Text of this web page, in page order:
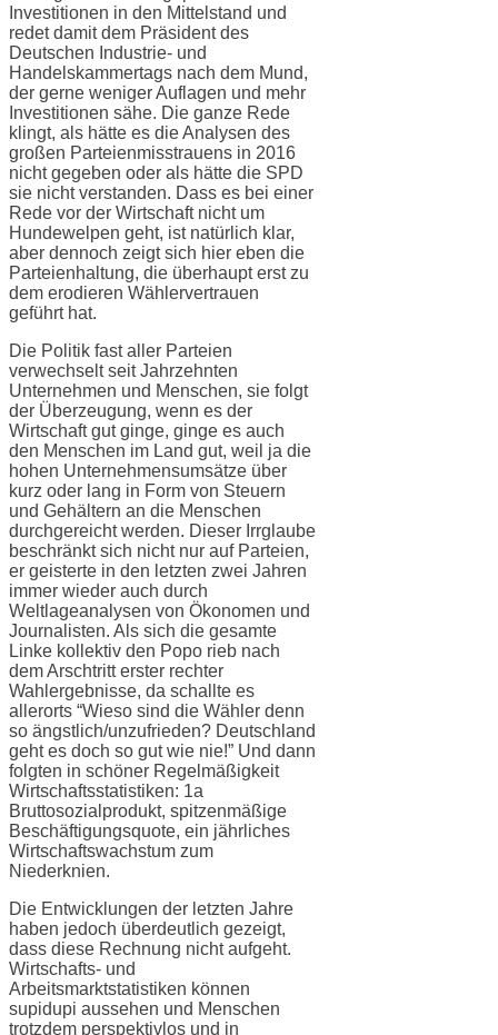
Investitionen in den Mittelstand und
redet damit dem Präsident des
Deutschen Industrie- und
Handelskammertags nach dem Mund,
der gerne weniger Auflagen und mehr
Investitionen sähe. Die ganze Rede
klingt, als hätte es die Analysen des
großen Parteienmisstrauens in 2016
nicht gegeben oder als hätte die SPD
sie nicht verstanden. Dass es bei einer
Rede vor der Wirtschaft nicht um
Hundewelpen geht, ist natürlich klar,
aber dennoch zeigt sich hier eben die
Parteienhaltung, die überhaupt erst zu
dem erodieren Wählervertrauen
geführt hat.
Die Politik fast aller Parteien
verwechselt seit Jahrzehnten
Unternehmen und Menschen, sie folgt
der Überzeugung, wenn es der
Wirtschaft gut ginge, ginge es auch
den Menschen im Land gut, weil ja die
hohen Unternehmensumsätze über
kurz oder lang in Form von Steuern
und Gehältern an die Menschen
durchgereicht werden. Dieser Irrglaube
beschränkt sich nicht nur auf Parteien,
er geisterte in den letzten zwei Jahren
immer wieder auch durch
Weltlageanalysen von Ökonomen und
Journalisten. Als sich die gesamte
Linke kollektiv den Popo rieb nach
dem Arschtritt erster rechter
Wahlergebnisse, da schallte es
allerorts “Wieso sind die Wähler denn
so ängstlich/unzufrieden? Deutschland
geht es doch so gut wie nie!” Und dann
folgten in schöner Regelmäßigkeit
Wirtschaftsstatistiken: 1a
Bruttosozialprodukt, spitzenmäßige
Beschäftigungsquote, ein jährliches
Wirtschaftswachstum zum
Niederknien.
Die Entwicklungen der letzten Jahre
haben jedoch überdeutlich gezeigt,
dass diese Rechnung nicht aufgeht.
Wirtschafts- und
Arbeitsmarktstatistiken können
supidupi aussehen und Menschen
trotzdem perspektivlos und in